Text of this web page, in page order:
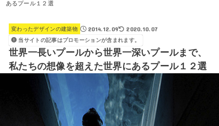
あるプール１２選
変わったデザインの建築物 2014.12.09 2020.10.07
当サイトの記事はプロモーションが含まれます。
世界一長いプールから世界一深いプールまで、
私たちの想像を超えた世界にあるプール１２選